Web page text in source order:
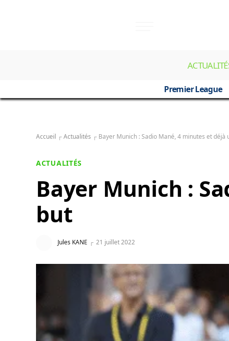
Premier League
Accueil ┌Actualités ┌ Bayer Munich : Sadio Mané, 4 minutes et déjà
ACTUALITÉS
Bayer Munich :
but
Jules KANE 21 juillet 2022